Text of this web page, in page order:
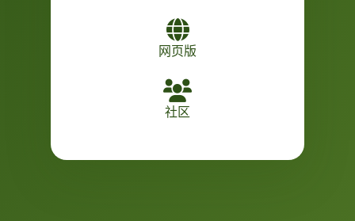
网页版
社区